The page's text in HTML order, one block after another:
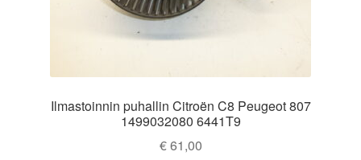
Ilmastoinnin puhallin Citroën C8 Peugeot 807
1499032080 6441T9
€61,00